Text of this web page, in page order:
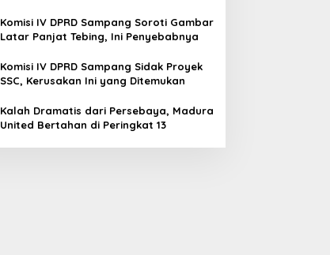
Komisi IV DPRD Sampang Soroti Gambar
Latar Panjat Tebing, Ini Penyebabnya
Komisi IV DPRD Sampang Sidak Proyek
SSC, Kerusakan Ini yang Ditemukan
Kalah Dramatis dari Persebaya, Madura
United Bertahan di Peringkat 13